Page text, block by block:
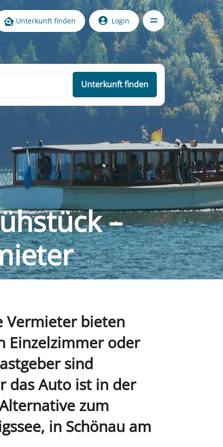
Unterkunft finden Login
Unterkunft finden
–
Vermieter bieten
Einzelzimmer oder
sind
das Auto ist in der
zum
in Schönau am